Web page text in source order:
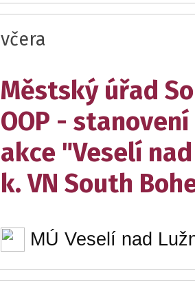
včera
Městský úřad
OOP -
akce "Veselí
k. VN South
MÚ Veselí nad